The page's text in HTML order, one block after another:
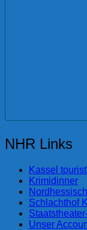
NHR Links
Kassel tourist
Krimidinner
Schlachthof
Unser